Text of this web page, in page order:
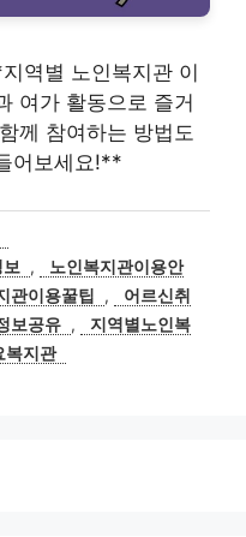
역별 노인복지관 이
여가 활동으로 즐거
께 참여하는 방법도
어보세요!**
,
노인복지관이용안
관이용꿀팁 ,
어르신취
보공유 ,
지역별노인복
복지관